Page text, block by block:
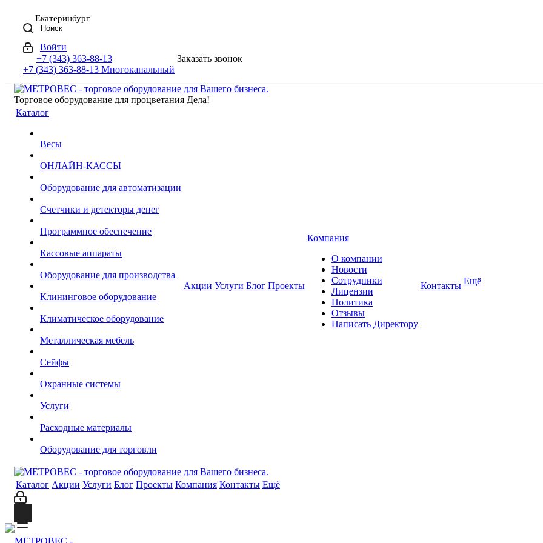
Екатеринбург
Поиск
Войти
+7 (343) 363-88-13
+7 (343) 363-88-13 Многоканальный
Заказать звонок
Торговое оборудование для процветания Дела!
Каталог
Весы
ОНЛАЙН-КАССЫ
Оборудование для автоматизации
Счетчики и детекторы денег
Программное обеспечение
Кассовые аппараты
Оборудование для производства
Клининговое оборудование
Климатическое оборудование
Металлическая мебель
Сейфы
Охранные системы
Услуги
Расходные материалы
Оборудование для торговли
Акции Услуги Блог Проекты
Компания
О компании
Новости
Сотрудники
Лицензии
Политика
Отзывы
Написать Директору
Контакты Ещё
Каталог Акции Услуги Блог Проекты Компания Контакты Ещё